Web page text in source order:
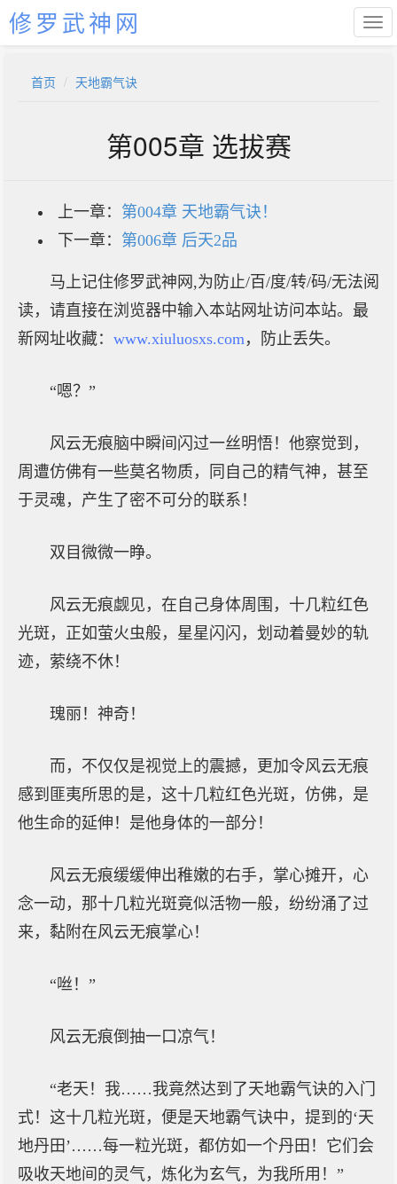
修罗武神网
首页 天地霸气诀
第005章 选拔赛
上一章： 第004章 天地霸气诀！
下一章： 第006章 后天2品
马上记住修罗武神网,为防止/百/度/转/码/无法阅
读，请直接在浏览器中输入本站网址访问本站。最
新网址收藏： www.xiuluosxs.com，防止丢失。
“嗯？”
风云无痕脑中瞬间闪过一丝明悟！他察觉到，
周遭仿佛有一些莫名物质，同自己的精气神，甚至
于灵魂，产生了密不可分的联系！
双目微微一睁。
风云无痕觑见，在自己身体周围，十几粒红色
光斑，正如萤火虫般，星星闪闪，划动着曼妙的轨
迹，萦绕不休！
瑰丽！神奇！
而，不仅仅是视觉上的震撼，更加令风云无痕
感到匪夷所思的是，这十几粒红色光斑，仿佛，是
他生命的延伸！是他身体的一部分！
风云无痕缓缓伸出稚嫩的右手，掌心摊开，心
念一动，那十几粒光斑竟似活物一般，纷纷涌了过
来，黏附在风云无痕掌心！
“咝！”
风云无痕倒抽一口凉气！
“老天！我……我竟然达到了天地霸气诀的入门
式！这十几粒光斑，便是天地霸气诀中，提到的‘天
地丹田’……每一粒光斑，都仿如一个丹田！它们会
吸收天地间的灵气，炼化为玄气，为我所用！”